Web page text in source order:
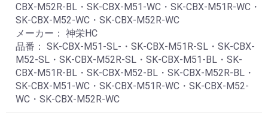
CBX-M52R-BL・SK-CBX-M51-WC・SK-CBX-M51R-WC・
SK-CBX-M52-WC・SK-CBX-M52R-WC
メーカー： 神栄HC
品番： SK-CBX-M51-SL-・SK-CBX-M51R-SL・SK-CBX-
M52-SL・SK-CBX-M52R-SL・SK-CBX-M51-BL・SK-
CBX-M51R-BL・SK-CBX-M52-BL・SK-CBX-M52R-BL・
SK-CBX-M51-WC・SK-CBX-M51R-WC・SK-CBX-M52-
WC・SK-CBX-M52R-WC